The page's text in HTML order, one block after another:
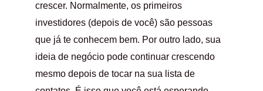
crescer. Normalmente, os primeiros
investidores (depois de você) são pessoas
que já te conhecem bem. Por outro lado, sua
ideia de negócio pode continuar crescendo
mesmo depois de tocar na sua lista de